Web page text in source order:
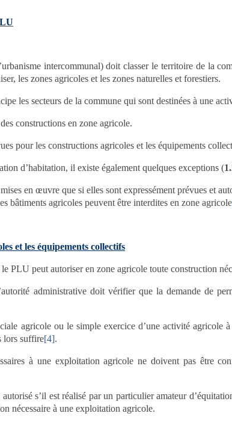
intercommunal) doit classer le territoire de la
les zones agricoles et les zones naturelles et forestiers.
les secteurs de la commune qui sont destinées à une
constructions en zone agricole.
pour les constructions agricoles et les équipements
d’habitation, il existe également quelques exceptions (
en œuvre que si elles sont expressément prévues et
bâtiments agricoles peuvent être interdites en zone agricole
et les équipements collectifs
PLU peut autoriser en zone agricole toute construction
administrative doit vérifier que la demande de
agricole ou le simple exercice d’une activité agricole
lors suffire[4].
à une exploitation agricole ne doivent pas être
s’il est réalisé par un particulier amateur
nécessaire à une exploitation agricole.